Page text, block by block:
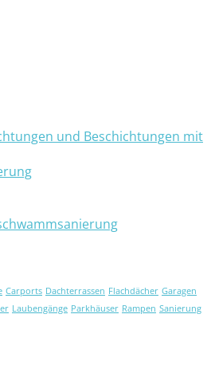
und Beschichtungen mit
Carports Dachterrassen Flachdächer Garagen
Laubengänge Parkhäuser Rampen Sanierung